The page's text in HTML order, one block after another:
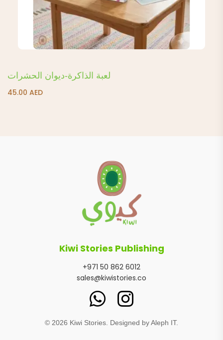
لعبة الذاكرة-ديوان الحشرات
45.00 AED
Kiwi Stories Publishing
+971 50 862 6012
sales@kiwistories.co
© 2026 Kiwi Stories. Designed byAleph IT.